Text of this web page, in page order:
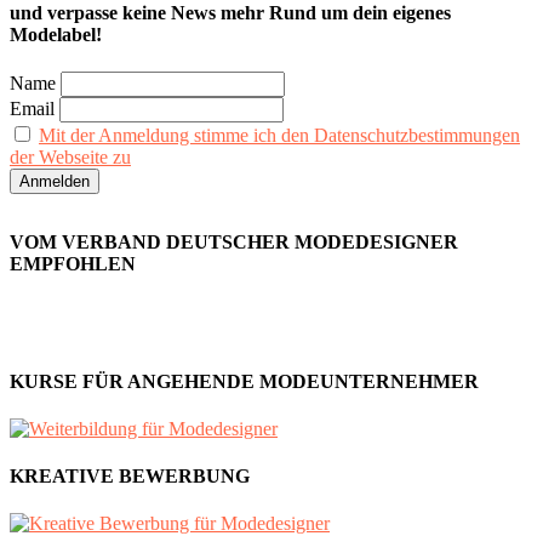
und verpasse keine News mehr Rund um dein eigenes
Modelabel!
Name
Email
Mit der Anmeldung stimme ich den Datenschutzbestimmungen
der Webseite zu
VOM VERBAND DEUTSCHER MODEDESIGNER
EMPFOHLEN
KURSE FÜR ANGEHENDE MODEUNTERNEHMER
KREATIVE BEWERBUNG